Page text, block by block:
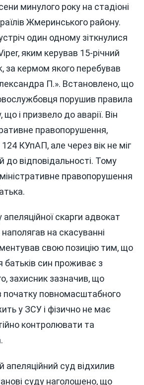
минулого року на стадіоні
Жмеринського району.
один одному зіткнулися
яким керував 15-річний
за кермом якого перебував
П.». Встановлено, що
порушив правила
і призвело до аварії. Він
правопорушення,
КУпАП, але через вік не міг
до відповідальності. Тому
правопорушення
апеляційної скарги адвокат
на скасуванні
свою позицію тим, що
батьків син проживає з
захисник зазначив, що
початку повномасштабного
у ЗСУ і фізично не має
контролювати та
апеляційний суд відхилив
суду наголошено, що